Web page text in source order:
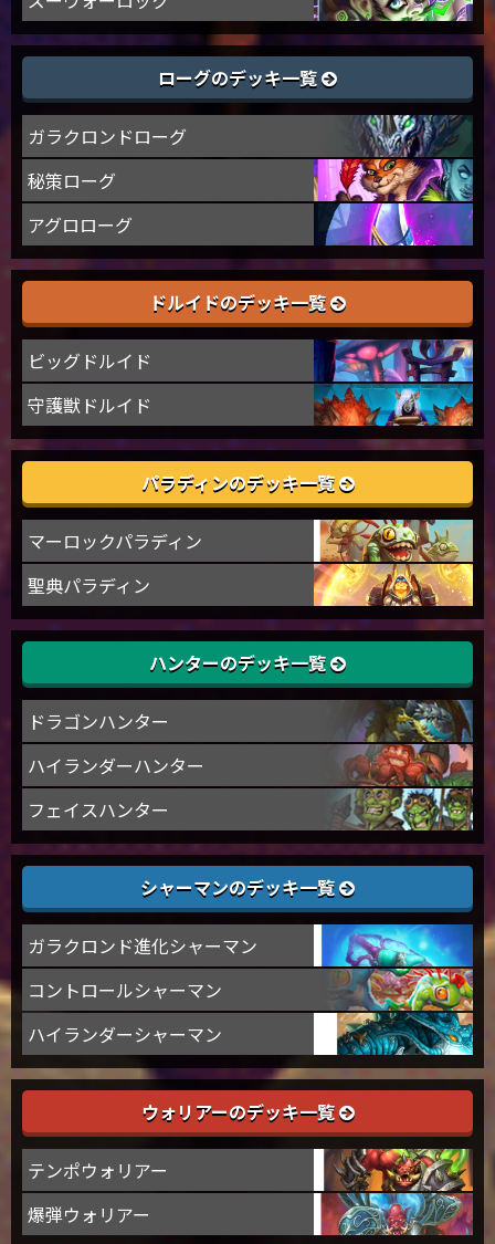
ローグのデッキ一覧
ガラクロンドローグ
秘策ローグ
アグロローグ
ドルイドのデッキ一覧
ビッグドルイド
守護獣ドルイド
パラディンのデッキ一覧
マーロックパラディン
聖典パラディン
ハンターのデッキ一覧
ドラゴンハンター
ハイランダーハンター
フェイスハンター
シャーマンのデッキ一覧
ガラクロンド進化シャーマン
コントロールシャーマン
ハイランダーシャーマン
ウォリアーのデッキ一覧
テンポウォリアー
爆弾ウォリアー